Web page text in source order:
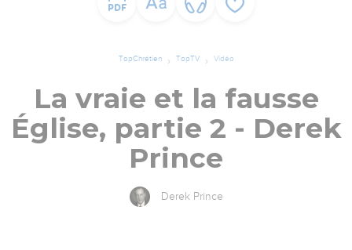
TopChrétien TopTV Vidéo
La vraie et la fausse
Église, partie 2 - Derek
Prince
Derek Prince